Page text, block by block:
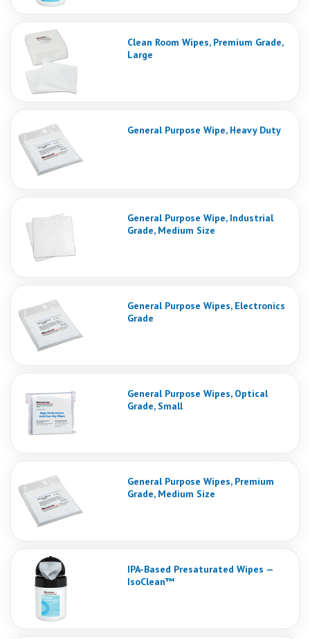
Clean Room Wipes, Premium Grade,
Large
General Purpose Wipe, Heavy Duty
General Purpose Wipe, Industrial
Grade, Medium Size
General Purpose Wipes, Electronics
Grade
General Purpose Wipes, Optical
Grade, Small
General Purpose Wipes, Premium
Grade, Medium Size
IPA-Based Presaturated Wipes —
IsoClean™